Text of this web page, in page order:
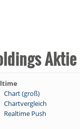
Aktie
Chart (groß)
Chartvergleich
Realtime Push